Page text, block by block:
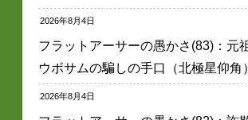
2026年8月4日
フラットアーサーの愚かさ(83)：元
ウボサムの騙しの手口（北極星仰角）
2026年8月4日